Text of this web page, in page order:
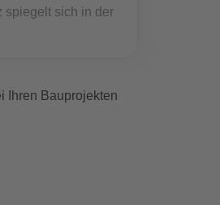
spiegelt sich in der
Ihren Bauprojekten